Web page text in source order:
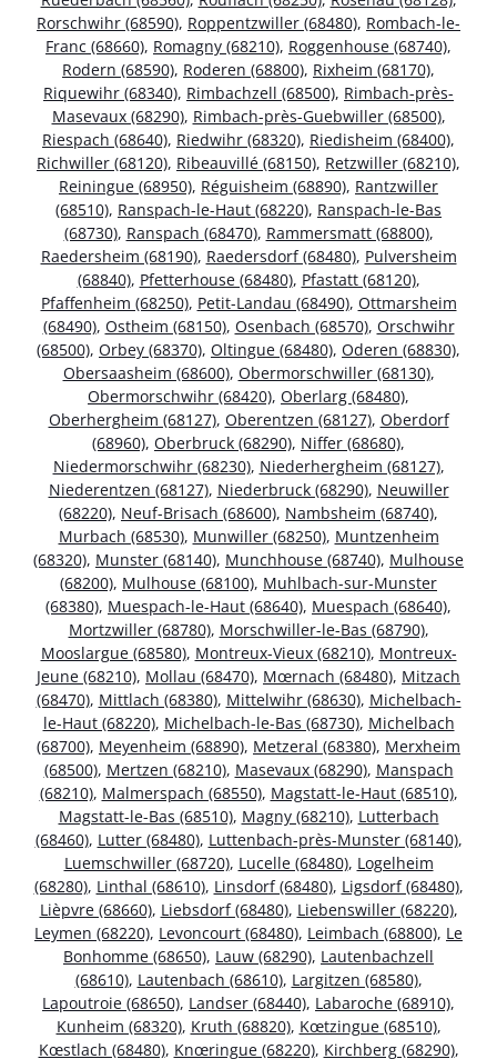
Rorschwihr (68590), Roppentzwiller (68480), Rombach-le-
Franc (68660), Romagny (68210), Roggenhouse (68740),
Rodern (68590), Roderen (68800), Rixheim (68170),
Riquewihr (68340), Rimbachzell (68500), Rimbach-près-
Masevaux (68290), Rimbach-près-Guebwiller (68500),
Riespach (68640), Riedwihr (68320), Riedisheim (68400),
Richwiller (68120), Ribeauvillé (68150), Retzwiller (68210),
Reiningue (68950), Réguisheim (68890), Rantzwiller
(68510), Ranspach-le-Haut (68220), Ranspach-le-Bas
(68730), Ranspach (68470), Rammersmatt (68800),
Raedersheim (68190), Raedersdorf (68480), Pulversheim
(68840), Pfetterhouse (68480), Pfastatt (68120),
Pfaffenheim (68250), Petit-Landau (68490), Ottmarsheim
(68490), Ostheim (68150), Osenbach (68570), Orschwihr
(68500), Orbey (68370), Oltingue (68480), Oderen (68830),
Obersaasheim (68600), Obermorschwiller (68130),
Obermorschwihr (68420), Oberlarg (68480),
Oberhergheim (68127), Oberentzen (68127), Oberdorf
(68960), Oberbruck (68290), Niffer (68680),
Niedermorschwihr (68230), Niederhergheim (68127),
Niederentzen (68127), Niederbruck (68290), Neuwiller
(68220), Neuf-Brisach (68600), Nambsheim (68740),
Murbach (68530), Munwiller (68250), Muntzenheim
(68320), Munster (68140), Munchhouse (68740), Mulhouse
(68200), Mulhouse (68100), Muhlbach-sur-Munster
(68380), Muespach-le-Haut (68640), Muespach (68640),
Mortzwiller (68780), Morschwiller-le-Bas (68790),
Mooslargue (68580), Montreux-Vieux (68210), Montreux-
Jeune (68210), Mollau (68470), Mœrnach (68480), Mitzach
(68470), Mittlach (68380), Mittelwihr (68630), Michelbach-
le-Haut (68220), Michelbach-le-Bas (68730), Michelbach
(68700), Meyenheim (68890), Metzeral (68380), Merxheim
(68500), Mertzen (68210), Masevaux (68290), Manspach
(68210), Malmerspach (68550), Magstatt-le-Haut (68510),
Magstatt-le-Bas (68510), Magny (68210), Lutterbach
(68460), Lutter (68480), Luttenbach-près-Munster (68140),
Luemschwiller (68720), Lucelle (68480), Logelheim
(68280), Linthal (68610), Linsdorf (68480), Ligsdorf (68480),
Lièpvre (68660), Liebsdorf (68480), Liebenswiller (68220),
Leymen (68220), Levoncourt (68480), Leimbach (68800), Le
Bonhomme (68650), Lauw (68290), Lautenbachzell
(68610), Lautenbach (68610), Largitzen (68580),
Lapoutroie (68650), Landser (68440), Labaroche (68910),
Kunheim (68320), Kruth (68820), Kœtzingue (68510),
Kœstlach (68480), Knœringue (68220), Kirchberg (68290),